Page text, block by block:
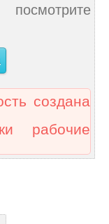
создана
рабочие